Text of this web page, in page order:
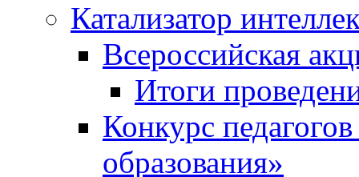
Катализатор
Всероссийская
Итоги
Конкурс
образования»